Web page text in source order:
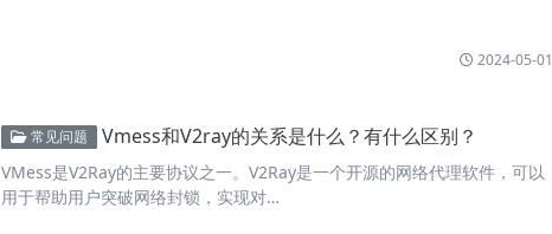
2024-05-01
常见问题 Vmess和V2ray的关系是什么？有什么区别？
VMess是V2Ray的主要协议之一。V2Ray是一个开源的网络代理软件，可以
用于帮助用户突破网络封锁，实现对…